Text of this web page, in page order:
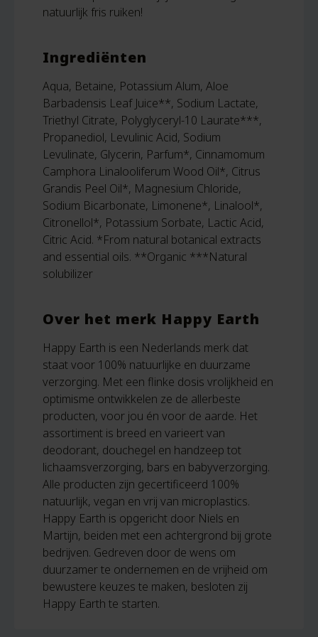
natuurlijk fris ruiken!
Ingrediënten
Aqua, Betaine, Potassium Alum, Aloe
Barbadensis Leaf Juice**, Sodium Lactate,
Triethyl Citrate, Polyglyceryl-10 Laurate***,
Propanediol, Levulinic Acid, Sodium
Levulinate, Glycerin, Parfum*, Cinnamomum
Camphora Linalooliferum Wood Oil*, Citrus
Grandis Peel Oil*, Magnesium Chloride,
Sodium Bicarbonate, Limonene*, Linalool*,
Citronellol*, Potassium Sorbate, Lactic Acid,
Citric Acid. *From natural botanical extracts
and essential oils. **Organic ***Natural
solubilizer
Over het merk Happy Earth
Happy Earth is een Nederlands merk dat
staat voor 100% natuurlijke en duurzame
verzorging. Met een flinke dosis vrolijkheid en
optimisme ontwikkelen ze de allerbeste
producten, voor jou én voor de aarde. Het
assortiment is breed en varieert van
deodorant, douchegel en handzeep tot
lichaamsverzorging, bars en babyverzorging.
Alle producten zijn gecertificeerd 100%
natuurlijk, vegan en vrij van microplastics.
Happy Earth is opgericht door Niels en
Martijn, beiden met een achtergrond bij grote
bedrijven. Gedreven door de wens om
duurzamer te ondernemen en de vrijheid om
bewustere keuzes te maken, besloten zij
Happy Earth te starten.